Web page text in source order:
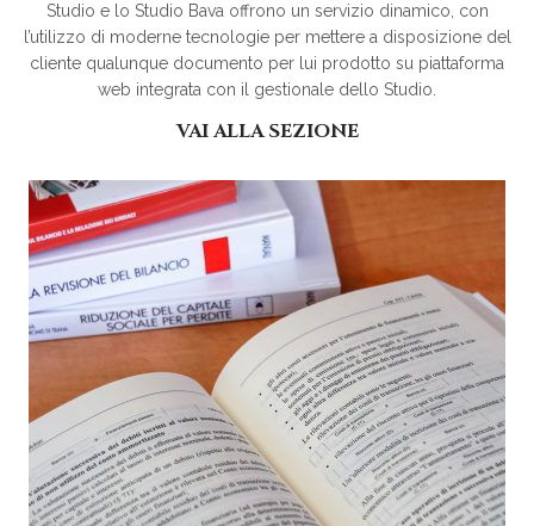
Studio e lo Studio Bava offrono un servizio dinamico, con
l’utilizzo di moderne tecnologie per mettere a disposizione del
cliente qualunque documento per lui prodotto su piattaforma
web integrata con il gestionale dello Studio.
VAI ALLA SEZIONE